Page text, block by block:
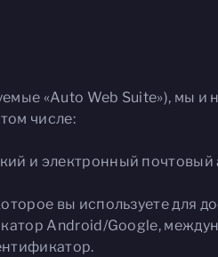
«Auto Web Suite»), мы и
числе:
и электронный почтовый
вы используете для
Android/Google,